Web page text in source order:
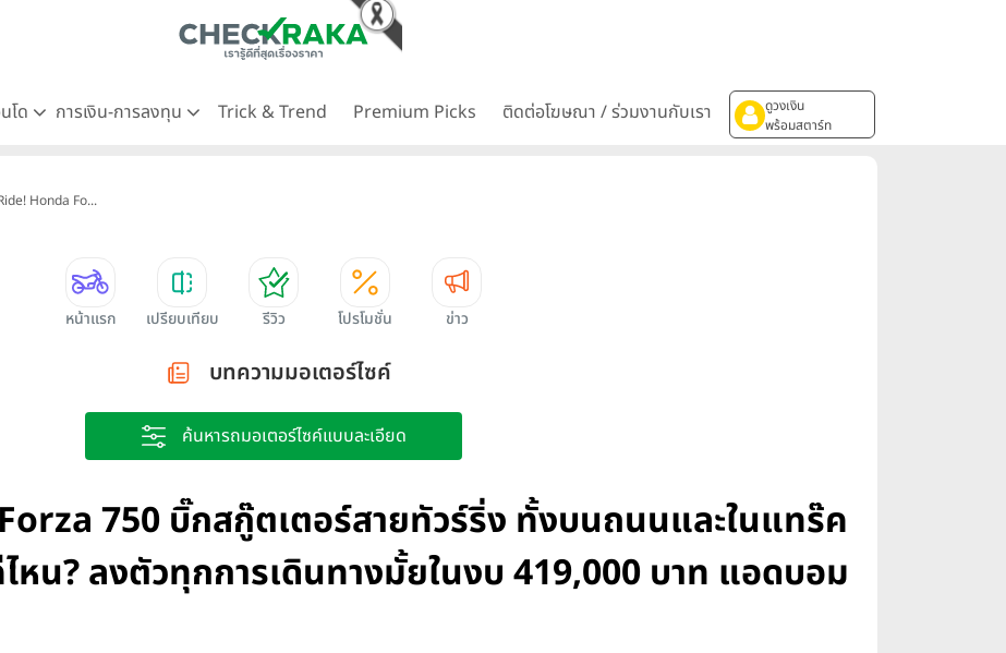
โด การเงิน-การลงทุน Trick & Trend Premium Picks ติดต่อโฆษณา / ร่วมงานกับเรา
ดูวงเงิน
พร้อมสตาร์ท
Honda Fo...
หน้าแรก เปรียบเทียบ รีวิว โปรโมชั่น ข่าว
บทความมอเตอร์ไซค์
ค้นหารถมอเตอร์ไซค์แบบละเอียด
750 บิ๊กสกู๊ตเตอร์สายทัวร์ริ่ง ทั้งบนถนนและในแทร๊ค
หน? ลงตัวทุกการเดินทางมั้ยในงบ 419,000 บาท แอดบอม